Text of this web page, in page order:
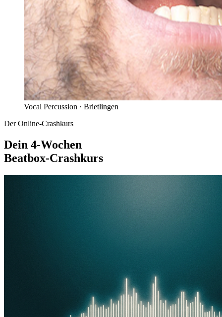
Vocal Percussion · Brietlingen
Der Online-Crashkurs
Dein 4-Wochen
Beatbox-Crashkurs